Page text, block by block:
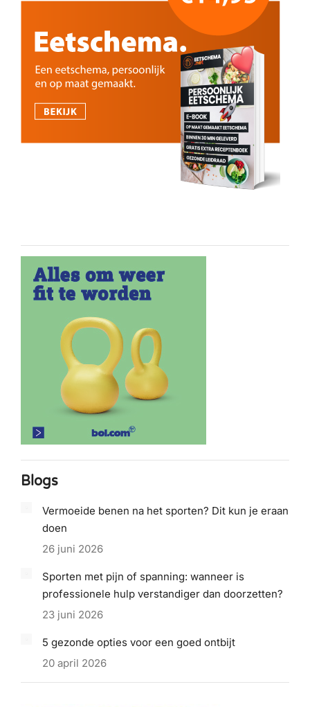
Blogs
Vermoeide benen na het sporten? Dit kun je eraan
doen
26 juni 2026
Sporten met pijn of spanning: wanneer is
professionele hulp verstandiger dan doorzetten?
23 juni 2026
5 gezonde opties voor een goed ontbijt
20 april 2026